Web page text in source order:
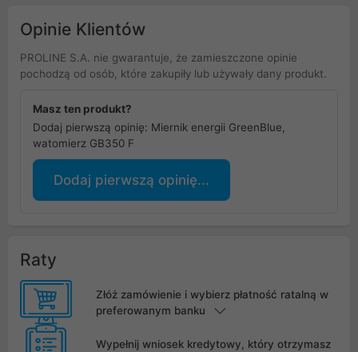
Opinie Klientów
PROLINE S.A. nie gwarantuje, że zamieszczone opinie
pochodzą od osób, które zakupiły lub używały dany produkt.
Masz ten produkt?
Dodaj pierwszą opinię: Miernik energii GreenBlue,
watomierz GB350 F
Dodaj pierwszą opinię...
Raty
Złóż zamówienie i wybierz płatność ratalną w
preferowanym banku
Wypełnij wniosek kredytowy, który otrzymasz